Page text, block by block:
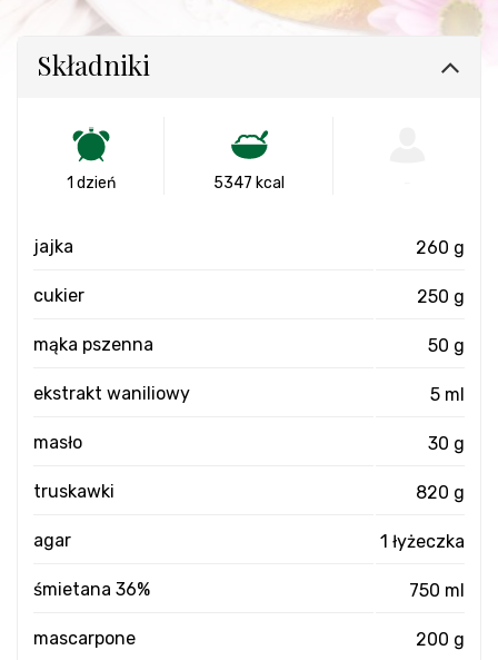
Składniki
1 dzień 5347 kcal
jajka 260 g
cukier 250 g
mąka pszenna 50 g
ekstrakt waniliowy 5 ml
masło 30 g
truskawki 820 g
agar 1 łyżeczka
śmietana 36% 750 ml
mascarpone 200 g